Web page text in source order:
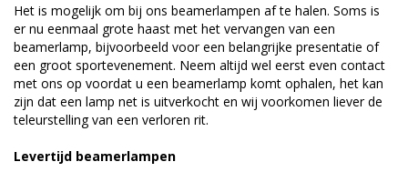
Het is mogelijk om bij ons beamerlampen af te halen. Soms is
er nu eenmaal grote haast met het vervangen van een
beamerlamp, bijvoorbeeld voor een belangrijke presentatie of
een groot sportevenement. Neem altijd wel eerst even contact
met ons op voordat u een beamerlamp komt ophalen, het kan
zijn dat een lamp net is uitverkocht en wij voorkomen liever de
teleurstelling van een verloren rit.
Levertijd beamerlampen